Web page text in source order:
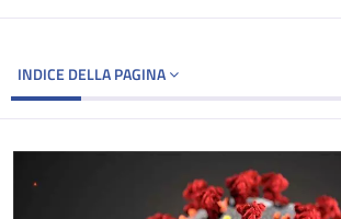
INDICE DELLA PAGINA